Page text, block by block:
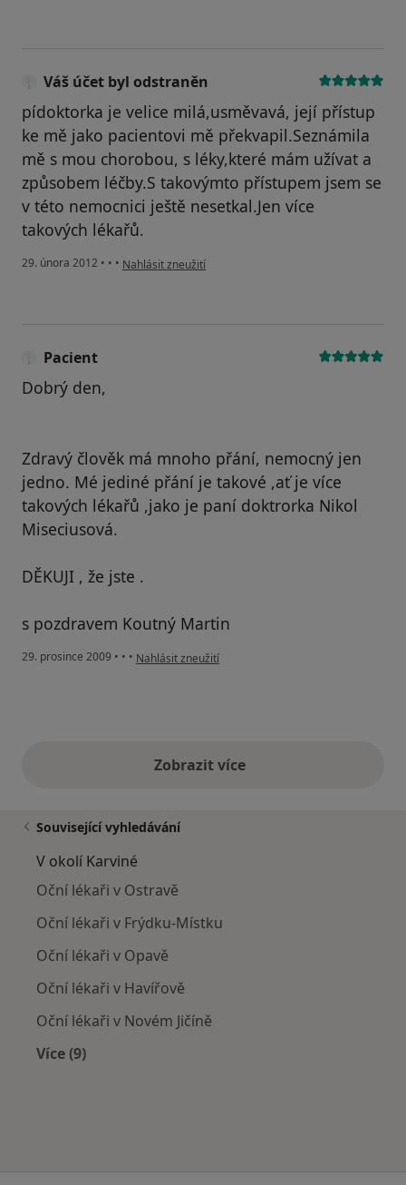
Váš účet byl odstraněn
pídoktorka je velice milá,usměvavá, její přístup
ke mě jako pacientovi mě překvapil.Seznámila
mě s mou chorobou, s léky,které mám užívat a
způsobem léčby.S takovýmto přístupem jsem se
v této nemocnici ještě nesetkal.Jen více
takových lékařů.
29. února 2012 • • • podle názoru uživatele Váš účet byl odstraněn
Nahlásit zneužití
Pacient
Dobrý den,
Zdravý člověk má mnoho přání, nemocný jen
jedno. Mé jediné přání je takové ,ať je více
takových lékařů ,jako je paní doktrorka Nikol
Miseciusová.
DĚKUJI , že jste .
s pozdravem Koutný Martin
29. prosince 2009 • • • podle názoru uživatele Pacient
Nahlásit zneužití
Zobrazit vícevýše uvedené názory
Související vyhledávání
V okolí Karviné
Oční lékaři v Ostravě
Oční lékaři v Frýdku-Místku
Oční lékaři v Opavě
Oční lékaři v Havířově
Oční lékaři v Novém Jičíně
Více (9)